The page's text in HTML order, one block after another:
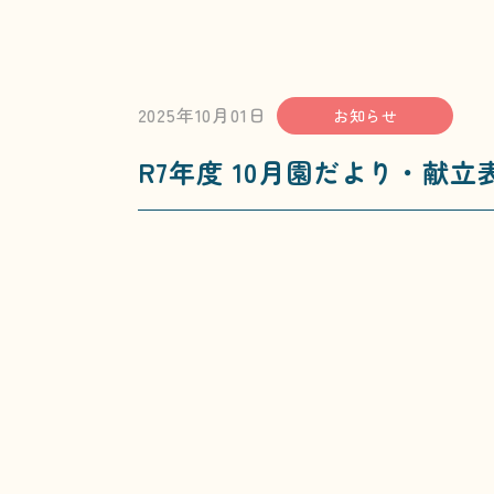
2025年10月01日 お知らせ
R7年度 10月園だより・献立